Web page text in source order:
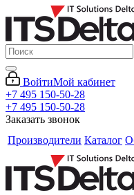
ВойтиМой кабинет
+7 495 150-50-28
+7 495 150-50-28
Заказать звонок
Производители Каталог